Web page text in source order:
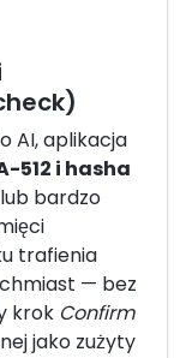
AI, aplikacja
512 i hasha
bardzo
trafienia
— bez
krok Confirm
jako zużyty